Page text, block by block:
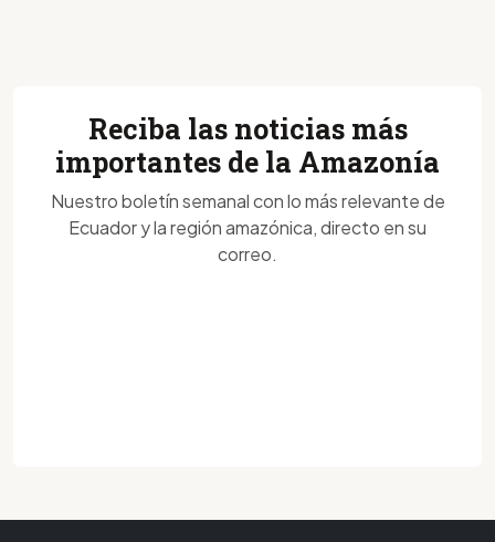
Reciba las noticias más
importantes de la Amazonía
Nuestro boletín semanal con lo más relevante de
Ecuador y la región amazónica, directo en su
correo.